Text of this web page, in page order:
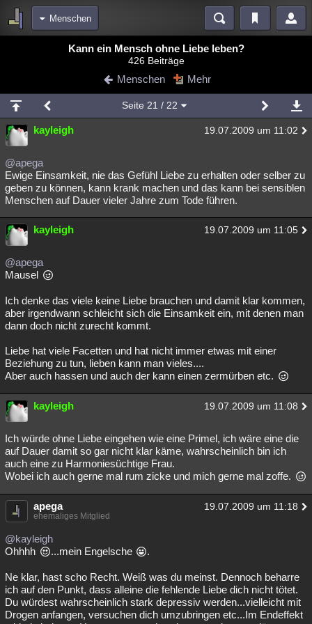
Menschen
Blogs Videos
Chat Wiki Neuigkeiten
meine Rubriken
Menschen Mystery Kriminalfälle
Spiritualität
Natur Umfragen Unterhaltung
Philosophie Literatur
Übersichten
Besucht Teilgenommen Alle
Lesenswert Schlüsselwörter
Kann ein Mensch ohne Liebe leben?
426 Beiträge
Menschen Mehr
Seite 21 / 22
kayleigh 19.07.2009 um 11:02
@apega
Ewige Einsamkeit, nie das Gefühl Liebe zu erhalten oder selber zu
geben zu können, kann krank machen und das kann bei sensiblen
Menschen auf Dauer vieler Jahre zum Tode führen.
kayleigh 19.07.2009 um 11:05
@apega
Mausel
Ich denke das viele keine Liebe brauchen und damit klar kommen,
aber irgendwann schleicht sich die Einsamkeit ein, mit denen man
dann doch nicht zurecht kommt.
Liebe hat viele Facetten und hat nicht immer etwas mit einer
Beziehung zu tun, lieben kann man vieles....
Aber auch hassen und auch der kann einen zermürben etc.
kayleigh 19.07.2009 um 11:08
Ich würde ohne Liebe eingehen wie eine Primel, ich wäre eine die
auf Dauer damit so gar nicht klar käme, wahrscheinlich bin ich
auch eine zu Harmoniesüchtige Frau.
Wobei ich auch gerne mal rum zicke und mich gerne mal zoffe.
apega 19.07.2009 um 11:18
ehemaliges Mitglied
@kayleigh
Ohhhh
...mein Engelsche .
Ne klar, hast scho Recht. Weiß was du meinst. Dennoch beharre
ich auf den Punkt, dass alleine die fehlende Liebe dich nicht tötet.
Du würdest wahrscheinlich stark depressiv werden...vielleicht mit
Drogen anfangen, versuchen dich umzubringen etc...Im Endeffekt